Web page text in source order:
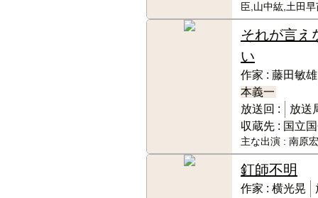
臣,山中紘,土田早
それが言え
い
作家 : 藤田敏
本義一
放送回 :
放送
収蔵先 : 国立
主な出演 : 南原
釘師不明
作家 : 横光晃